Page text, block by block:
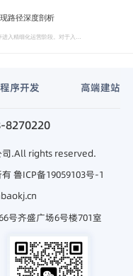
路径深度剖析
序开发 高端建站
8270220
司.All rights reserved.
有鲁ICP备19059103号-1
号齐盛广场6号楼701室